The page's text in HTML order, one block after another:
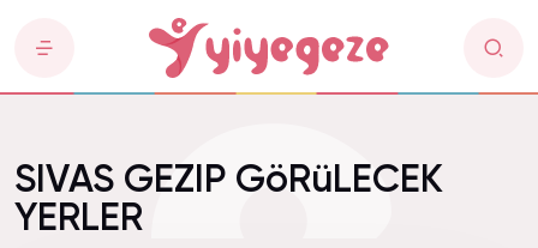
SIVAS GEZIP GöRüLECEK
YERLER